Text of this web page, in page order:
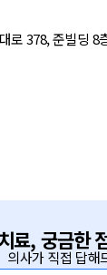
로 378, 준빌딩 8
료, 궁금한
의사가 직접 답해